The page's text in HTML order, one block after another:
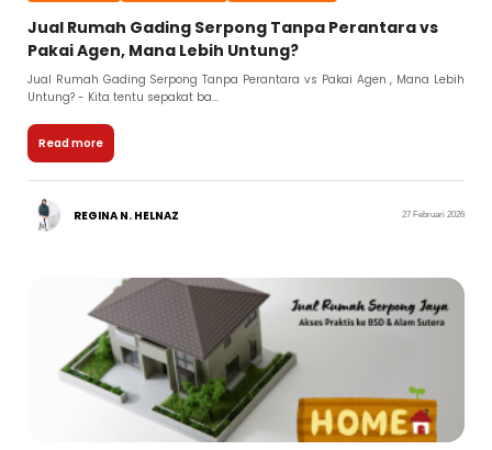
Jual Rumah Gading Serpong Tanpa Perantara vs
Pakai Agen, Mana Lebih Untung?
Jual Rumah Gading Serpong Tanpa Perantara vs Pakai Agen , Mana Lebih
Untung? - Kita tentu sepakat ba...
Read more
REGINA N. HELNAZ 27 Februari 2026